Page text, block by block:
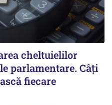
cheltuielilor
parlamentare. Câți
fiecare